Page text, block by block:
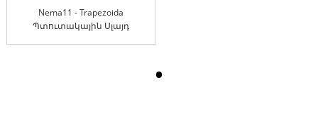
Nema11 - Trapezoida
Պտուտակային Սլայդ